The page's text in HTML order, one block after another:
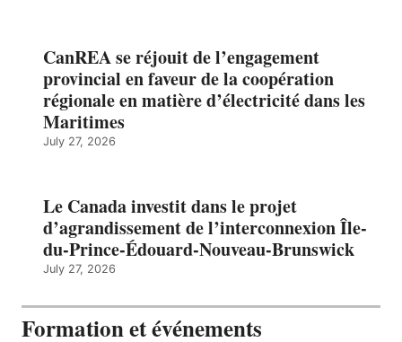
CanREA se réjouit de l’engagement
provincial en faveur de la coopération
régionale en matière d’électricité dans les
Maritimes
July 27, 2026
Le Canada investit dans le projet
d’agrandissement de l’interconnexion Île-
du-Prince-Édouard-Nouveau-Brunswick
July 27, 2026
Formation et événements